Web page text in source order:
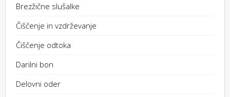
Brezžične slušalke
Čiščenje in vzdrževanje
Čiščenje odtoka
Darilni bon
Delovni oder